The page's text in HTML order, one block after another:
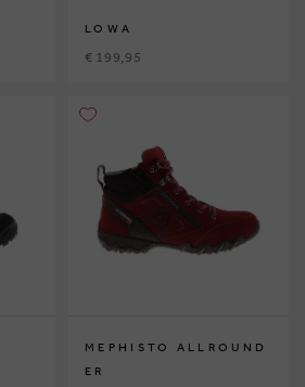
LOWA
€ 199,95
MEPHISTO ALLROUND
ER